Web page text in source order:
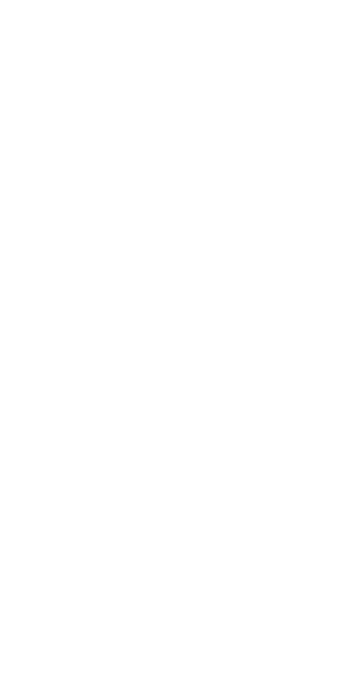
worden op de productpagina
Deze optie kan gekozen worden